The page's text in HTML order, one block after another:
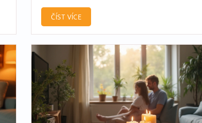
školky, které mohou rodičům usnadnit tento
proces. Přináší fakta o různých typech školek,
pozor při výběru.
ČÍST VÍCE